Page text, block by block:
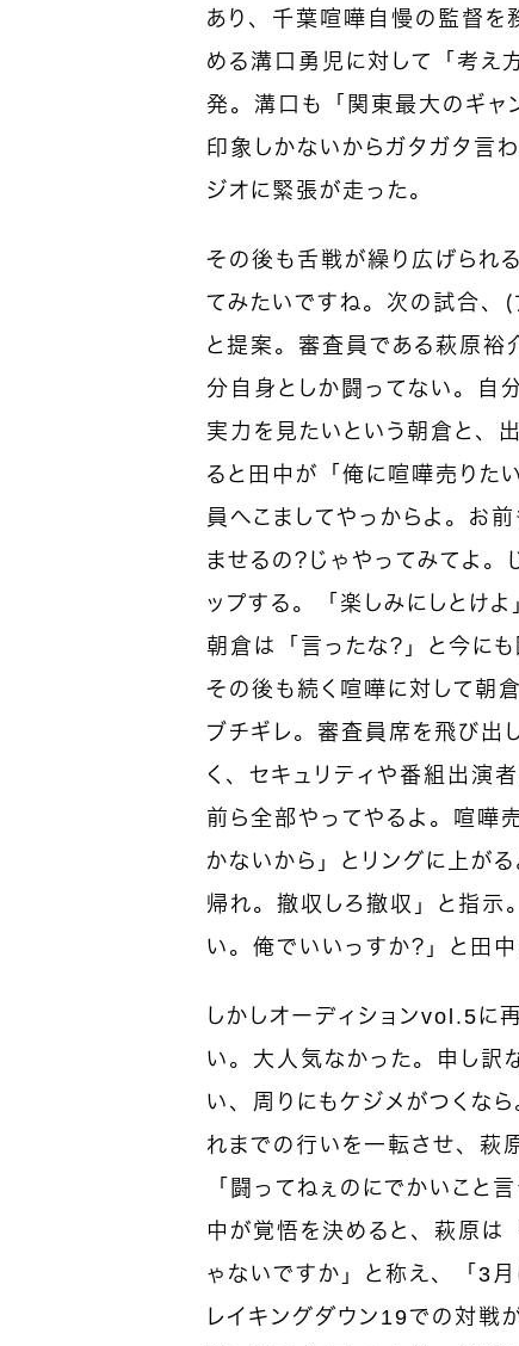
あり、千葉喧嘩自慢の監督を
める溝口勇児に対して「考え
発。溝口も「関東最大のギャ
印象しかないからガタガタ言
ジオに緊張が走った。
その後も舌戦が繰り広げられ
てみたいですね。次の試合、（
と提案。審査員である萩原裕
分自身としか闘ってない。自
実力を見たいという朝倉と、
ると田中が「俺に喧嘩売りた
員へこましてやっからよ。お
ませるの？じゃやってみてよ
ップする。「楽しみにしとけ
朝倉は「言ったな？」と今に
その後も続く喧嘩に対して朝
ブチギレ。審査員席を飛び出
く、セキュリティや番組出演
前ら全部やってやるよ。喧嘩
かないから」とリングに上が
帰れ。撤収しろ撤収」と指示
い。俺でいいっすか？」と田
しかしオーディションvol.5に
い。大人気なかった。申し訳
い、周りにもケジメがつくなら
れまでの行いを一転させ、萩
「闘ってねぇのにでかいこと
中が覚悟を決めると、萩原は
ゃないですか」と称え、「3
レイキングダウン19での対戦